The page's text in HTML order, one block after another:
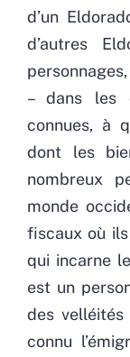
d’un
d’autres
– dans les
connues, à
dont les
nombreux
monde
fiscaux où
qui incarne
est un
des
connu